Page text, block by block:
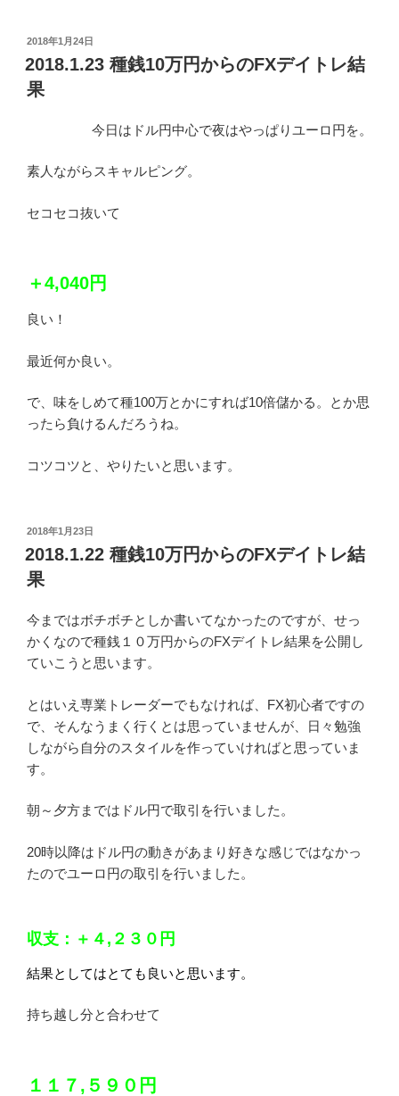
投
稿
日:
2018年1月24日
2018.1.23 種銭10万円からのFXデイトレ結
果
今日はドル円中心で夜はやっぱりユーロ円を。
素人ながらスキャルピング。
セコセコ抜いて
＋4,040円
良い！
最近何か良い。
で、味をしめて種100万とかにすれば10倍儲かる。とか思
ったら負けるんだろうね。
コツコツと、やりたいと思います。
投
稿
日:
2018年1月23日
2018.1.22 種銭10万円からのFXデイトレ結
果
今まではボチボチとしか書いてなかったのですが、せっ
かくなので種銭１０万円からのFXデイトレ結果を公開し
ていこうと思います。
とはいえ専業トレーダーでもなければ、FX初心者ですの
で、そんなうまく行くとは思っていませんが、日々勉強
しながら自分のスタイルを作っていければと思っていま
す。
朝～夕方まではドル円で取引を行いました。
20時以降はドル円の動きがあまり好きな感じではなかっ
たのでユーロ円の取引を行いました。
収支：＋４,２３０円
結果としてはとても良いと思います。
持ち越し分と合わせて
１１７,５９０円